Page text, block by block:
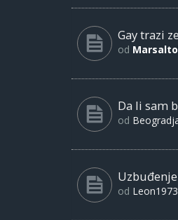
Gay trazi
od
Da li sam
od
Uzbuđenje
od Leon1973